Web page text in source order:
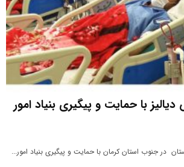
با حمایت و پیگیری بنیاد امور
در جنوب استان کرمان با حمایت و پیگیری بنیاد امور...